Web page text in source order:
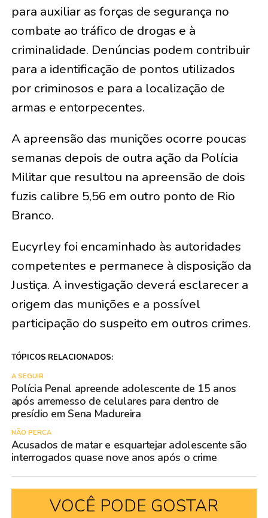
para auxiliar as forças de segurança no
combate ao tráfico de drogas e à
criminalidade. Denúncias podem contribuir
para a identificação de pontos utilizados
por criminosos e para a localização de
armas e entorpecentes.
A apreensão das munições ocorre poucas
semanas depois de outra ação da Polícia
Militar que resultou na apreensão de dois
fuzis calibre 5,56 em outro ponto de Rio
Branco.
Eucyrley foi encaminhado às autoridades
competentes e permanece à disposição da
Justiça. A investigação deverá esclarecer a
origem das munições e a possível
participação do suspeito em outros crimes.
TÓPICOS RELACIONADOS:
A SEGUIR
Polícia Penal apreende adolescente de 15 anos
após arremesso de celulares para dentro de
presídio em Sena Madureira
NÃO PERCA
Acusados de matar e esquartejar adolescente são
interrogados quase nove anos após o crime
VOCÊ PODE GOSTAR